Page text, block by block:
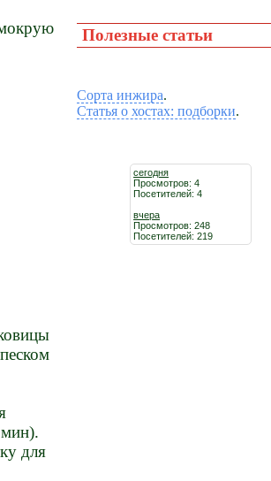
Полезные статьи
Сорта инжира.
Статья о хостах: подборки.
сегодня
Просмотров: 4
Посетителей: 4
вчера
Просмотров: 248
Посетителей: 219
для